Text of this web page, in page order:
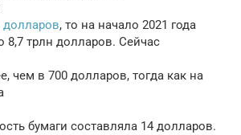
долларов, то на начало 2021 года
трлн долларов. Сейчас
чем в 700 долларов, тогда как на
бумаги составляла 14 долларов.